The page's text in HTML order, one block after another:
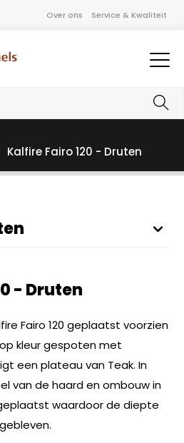
Over ons Service & Kwaliteit
Kalfire Fairo 120 - Druten
- Druten
Fairo 120 geplaatst voorzien
kleur gespoten met
een plateau van Teak. In
van de haard en ombouw in
waardoor de diepte